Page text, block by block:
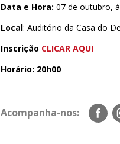
Data e Hora:07 de outubro,
Local: Auditório da Casa do
Inscrição CLICAR AQUI
Horário: 20h00
Acompanha-nos:
Siga-
nos